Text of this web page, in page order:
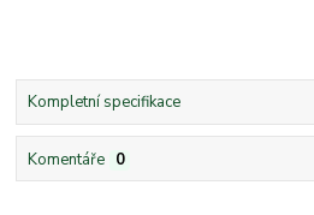
Kompletní specifikace
Komentáře 0